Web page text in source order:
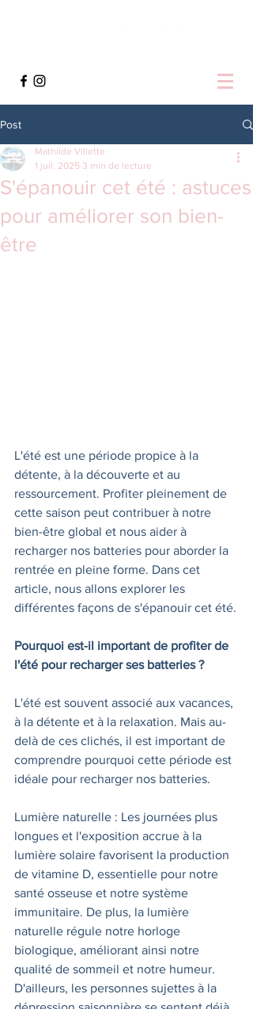
Post
S'épanouir cet été : astuces
pour améliorer son bien-
être
Mathilde Villette
1 juil. 2025 3 min de lecture
L'été est une période propice à la
détente, à la découverte et au
ressourcement. Profiter pleinement de
cette saison peut contribuer à notre
bien-être global et nous aider à
recharger nos batteries pour aborder la
rentrée en pleine forme. Dans cet
article, nous allons explorer les
différentes façons de s'épanouir cet été.
Pourquoi est-il important de profiter de
l'été pour recharger ses batteries ?
L'été est souvent associé aux vacances,
à la détente et à la relaxation. Mais au-
delà de ces clichés, il est important de
comprendre pourquoi cette période est
idéale pour recharger nos batteries.
Lumière naturelle : Les journées plus
longues et l'exposition accrue à la
lumière solaire favorisent la production
de vitamine D, essentielle pour notre
santé osseuse et notre système
immunitaire. De plus, la lumière
naturelle régule notre horloge
biologique, améliorant ainsi notre
qualité de sommeil et notre humeur.
D'ailleurs, les personnes sujettes à la